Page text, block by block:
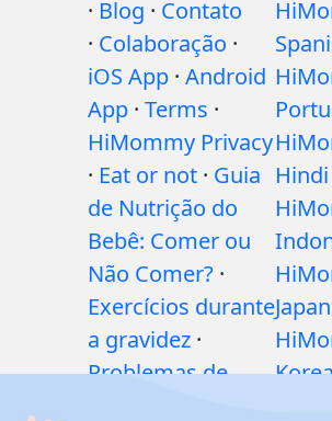
· Blog · Contato
· Colaboração ·
iOS App · Android
App · Terms ·
HiMommy Privacy
· Eat or not · Guia
de Nutrição do
Bebê: Comer ou
Não Comer? ·
Exercícios durante
a gravidez ·
Problemas de
Hindi
Japan